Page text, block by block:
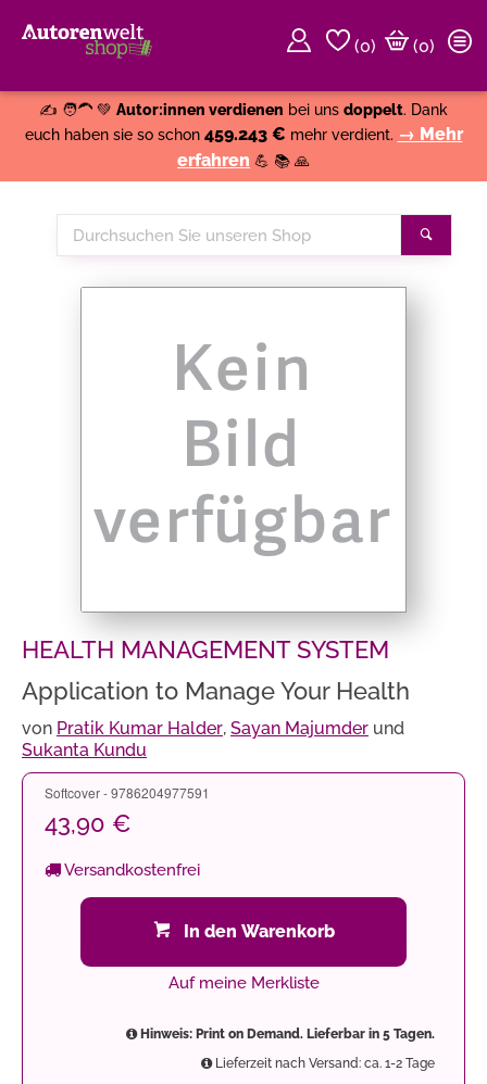
(0)
(0)
✍️ 🧑‍🦱 💚 Autor:innen verdienen bei uns doppelt. Dank
euch haben sie so schon 459.243 € mehr verdient. → Mehr
erfahren 💪 📚 🙏
Durchsuchen
Sie
HEALTH MANAGEMENT SYSTEM
Application to Manage Your Health
von Pratik Kumar Halder, Sayan Majumder und
Sukanta Kundu
Softcover - 9786204977591
43,90 €
Versandkostenfrei
In den Warenkorb
Auf meine Merkliste
Hinweis: Print on Demand. Lieferbar in 5 Tagen.
Lieferzeit nach Versand: ca. 1-2 Tage